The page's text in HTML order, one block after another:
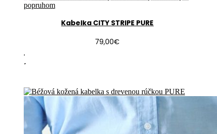
Kabelka CITY STRIPE PURE
79,00€